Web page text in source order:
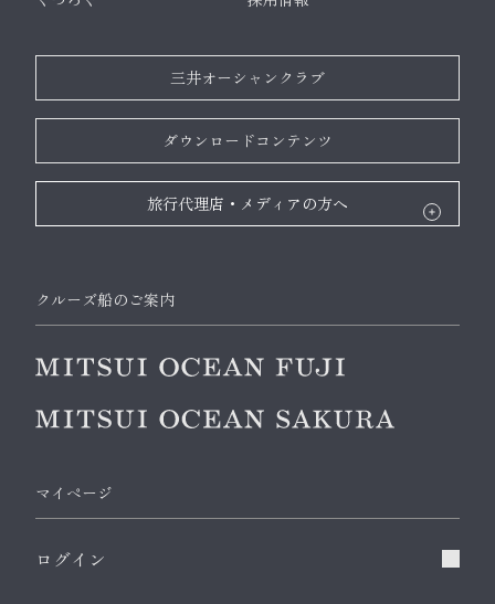
三井オーシャンクラブ
ダウンロードコンテンツ
旅行代理店・メディアの方へ
クルーズ船のご案内
マイページ
ログイン